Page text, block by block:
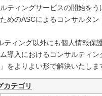
ティングサービスの開始を
めのASCによるコンサルタ
ティング以外にも個人情報保
導入におけるコンサルティ
をよりよい形で解決いたしま
カテゴリ